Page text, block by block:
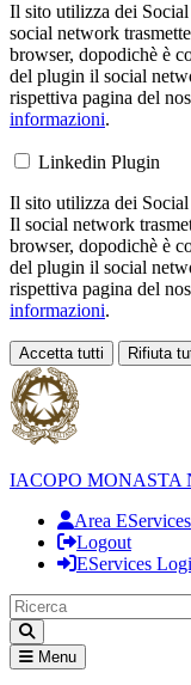
Il sito utilizza dei
social network
browser, dopodichè è
del plugin il social
rispettiva pagina del
informazioni.
Linkedin Plugin
Il sito utilizza dei
Il social network
browser, dopodichè è
del plugin il social
rispettiva pagina del
informazioni.
Accetta tutti Rifiuta
Loading...
IACOPO MONASTA
Area EServices
Logout
EServices
Menu